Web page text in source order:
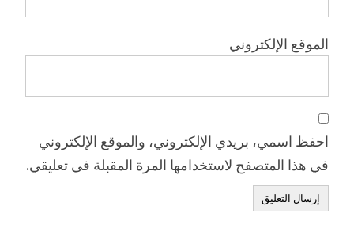
الموقع الإلكتروني
احفظ اسمي، بريدي الإلكتروني، والموقع الإلكتروني
في هذا المتصفح لاستخدامها المرة المقبلة في تعليقي.